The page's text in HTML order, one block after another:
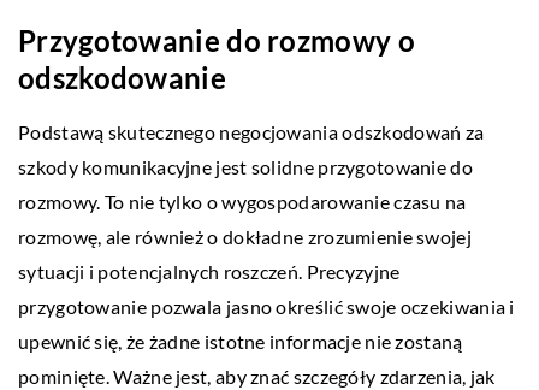
Przygotowanie do rozmowy o
odszkodowanie
Podstawą skutecznego negocjowania odszkodowań za
szkody komunikacyjne jest solidne przygotowanie do
rozmowy. To nie tylko o wygospodarowanie czasu na
rozmowę, ale również o dokładne zrozumienie swojej
sytuacji i potencjalnych roszczeń. Precyzyjne
przygotowanie pozwala jasno określić swoje oczekiwania i
upewnić się, że żadne istotne informacje nie zostaną
pominięte. Ważne jest, aby znać szczegóły zdarzenia, jak